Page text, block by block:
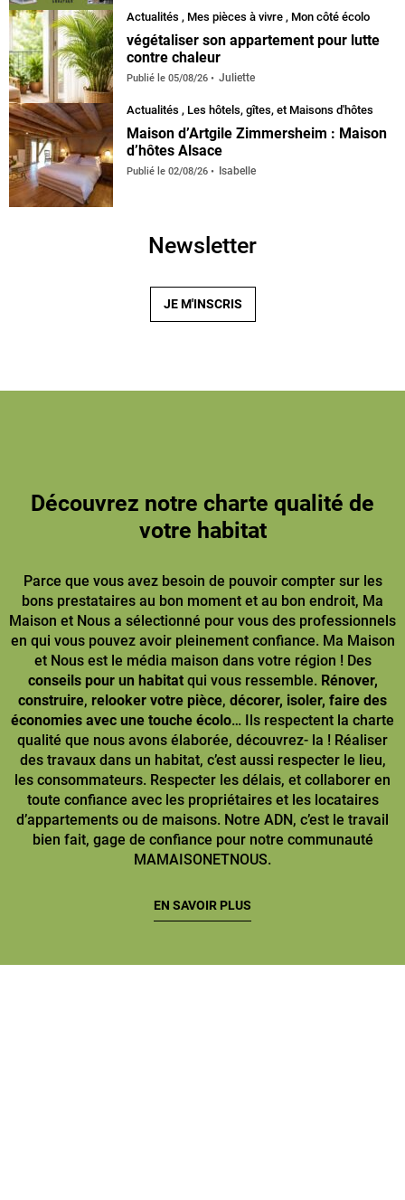
Actualités , Mes pièces à vivre , Mon côté écolo
végétaliser son appartement pour lutte
contre chaleur
Publié le 05/08/26 Juliette
Actualités , Les hôtels, gîtes, et Maisons d'hôtes
Maison d’Artgile Zimmersheim : Maison
d’hôtes Alsace
Publié le 02/08/26 Isabelle
Newsletter
JE M'INSCRIS
Découvrez notre charte qualité de
votre habitat
Parce que vous avez besoin de pouvoir compter sur les
bons prestataires au bon moment et au bon endroit, Ma
Maison et Nous a sélectionné pour vous des professionnels
en qui vous pouvez avoir pleinement confiance. Ma Maison
et Nous est le média maison dans votre région ! Des
conseils pour un habitatqui vous ressemble. Rénover,
construire, relooker votre pièce, décorer, isoler, faire des
économies avec une touche écolo… Ils respectent la charte
qualité que nous avons élaborée, découvrez- la ! Réaliser
des travaux dans un habitat, c’est aussi respecter le lieu,
les consommateurs. Respecter les délais, et collaborer en
toute confiance avec les propriétaires et les locataires
d’appartements ou de maisons. Notre ADN, c’est le travail
bien fait, gage de confiance pour notre communauté
MAMAISONETNOUS.
EN SAVOIR PLUS